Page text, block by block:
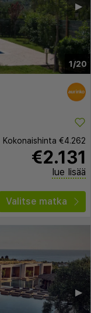
1/20
▶︎
Kokonaishinta €4.262
€2.131
lue lisää
Valitse matka
▶︎